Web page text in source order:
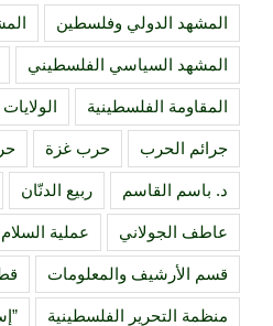
المشهد الدولي وفلسطين
المشهد السياسي الفلسطيني
المقاومة الفلسطينية
جرائم الحرب حرب غزة
د. باسم القاسم ربيع الدنّان
عاطف الجولاني عملية
قسم الأرشيف والمعلومات
منظمة التحرير الفلسطينية